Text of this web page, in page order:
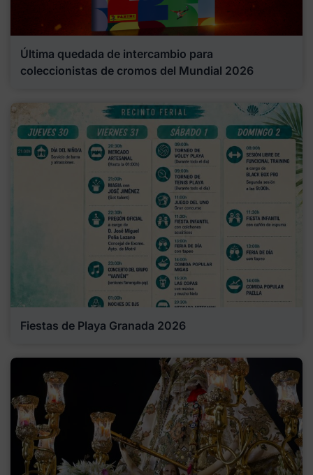
Última quedada de intercambio para
coleccionistas de cromos del Mundial 2026
Fiestas de Playa Granada 2026